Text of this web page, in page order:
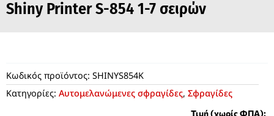
Shiny Printer S-854 1-7 σειρών
Κωδικός προϊόντος: SHINYS854K
Κατηγορίες: Αυτομελανώμενες σφραγίδες, Σφραγίδες
Τιμή (χωρίς ΦΠΑ):